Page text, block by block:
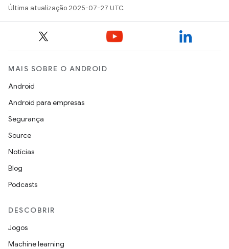
Última atualização 2025-07-27 UTC.
MAIS SOBRE O ANDROID
Android
Android para empresas
Segurança
Source
Notícias
Blog
Podcasts
DESCOBRIR
Jogos
Machine learning